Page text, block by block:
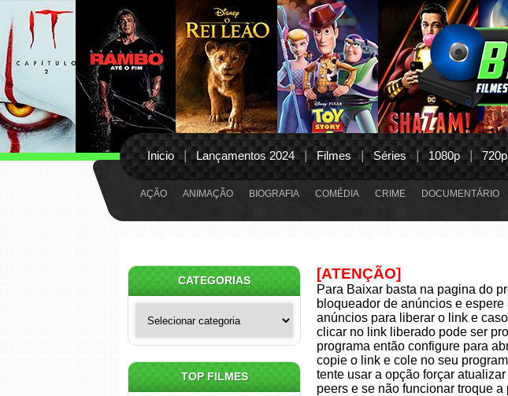
Inicio Lançamentos 2024 Filmes Séries 1080p 720p
AÇÃO ANIMAÇÃO BIOGRAFIA COMÉDIA CRIME DOCUMENTÁRIO
[ATENÇÃO]
Para Baixar basta na pagina do
bloqueador de anúncios e
anúncios para liberar o link e
clicar no link liberado pode ser
programa então configure para
copie o link e cole no seu
tente usar a opção forçar
peers e se não funcionar troque
CATEGORIAS
TOP FILMES